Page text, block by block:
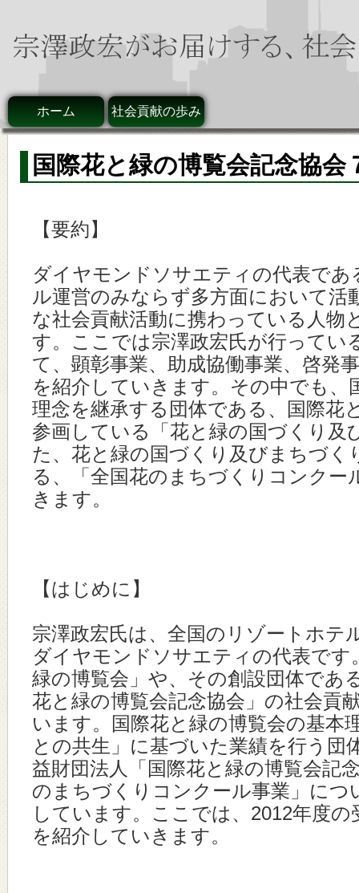
ホーム 社会貢献の歩み
国際花と緑の博覧会記念協会
【要約】
ダイヤモンドソサエティの代表であ
ル運営のみならず多方面において活
な社会貢献活動に携わっている人物
す。ここでは宗澤政宏氏が行ってい
て、顕彰事業、助成協働事業、啓発
を紹介していきます。その中でも、
理念を継承する団体である、国際花
参画している「花と緑の国づくり及
た、花と緑の国づくり及びまちづく
る、「全国花のまちづくりコンクー
きます。
【はじめに】
宗澤政宏氏は、全国のリゾートホテ
ダイヤモンドソサエティの代表です
緑の博覧会」や、その創設団体であ
花と緑の博覧会記念協会」の社会貢
います。国際花と緑の博覧会の基本
との共生」に基づいた業績を行う団
益財団法人「国際花と緑の博覧会記
のまちづくりコンクール事業」につ
しています。ここでは、2012年度
を紹介していきます。